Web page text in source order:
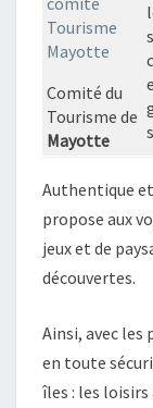
Comité du
Tourisme de
Mayotte
s
Authentique
propose aux
jeux et de
découvertes.
Ainsi, avec
en toute
îles : les loisirs